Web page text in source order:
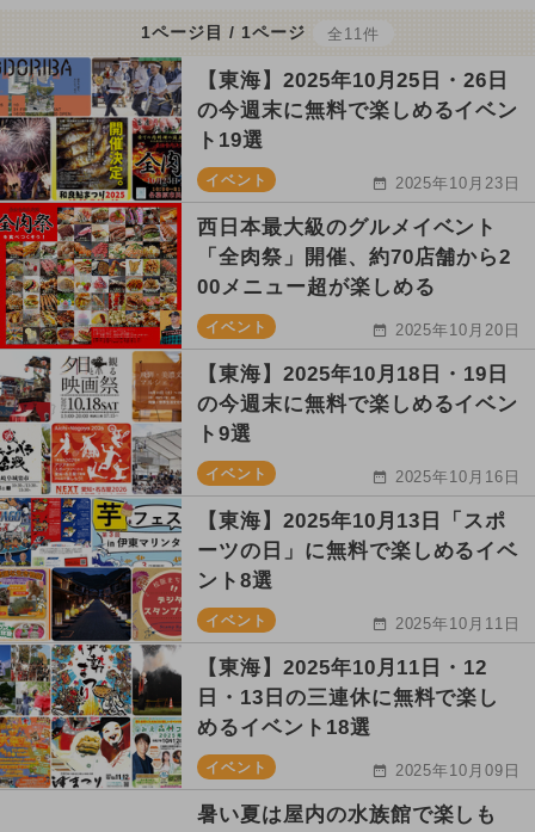
1ページ目 / 1ページ 全11件
【東海】2025年10月25日・26日
の今週末に無料で楽しめるイベン
ト19選
イベント 2025年10月23日
西日本最大級のグルメイベント
「全肉祭」開催、約70店舗から2
00メニュー超が楽しめる
イベント 2025年10月20日
【東海】2025年10月18日・19日
の今週末に無料で楽しめるイベン
ト9選
イベント 2025年10月16日
【東海】2025年10月13日「スポ
ーツの日」に無料で楽しめるイベ
ント8選
イベント 2025年10月11日
【東海】2025年10月11日・12
日・13日の三連休に無料で楽し
めるイベント18選
イベント 2025年10月09日
暑い夏は屋内の水族館で楽しも